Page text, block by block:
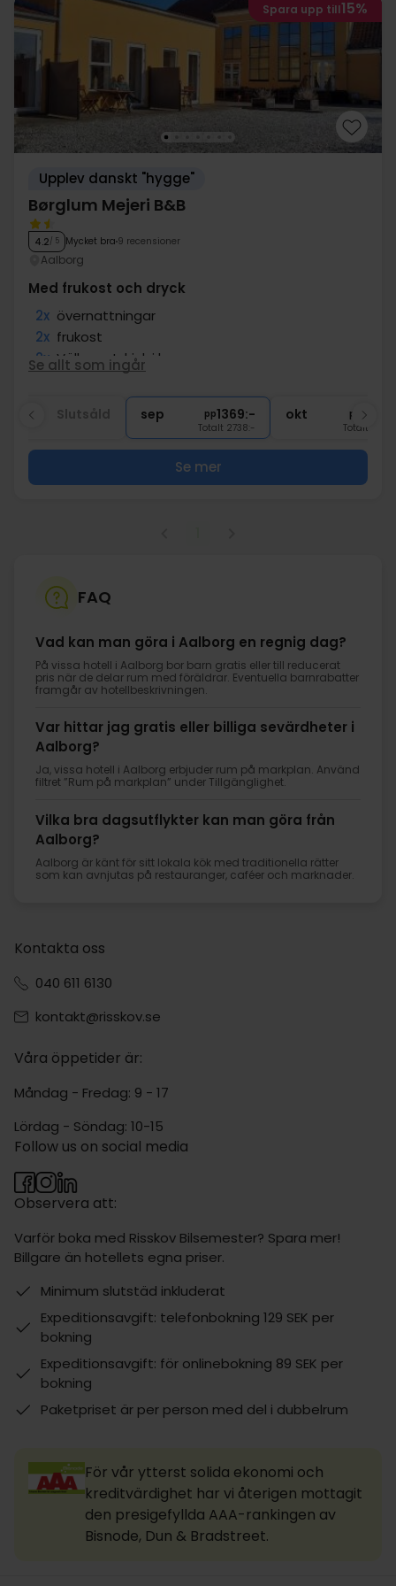
Spara upp till15%
Upplev danskt "hygge"
Børglum Mejeri B&B
4.2/ 5 Mycket bra 9 recensioner
Aalborg
Med frukost och dryck
2x övernattningar
2x frukost
2x Välkomstdrink i baren
kaffe att ta med
Nära spännande sevärdheter
Se allt som ingår
sep pp1369:-
Totalt 2738:-
okt pp
Totalt
Se mer
FAQ
Vad kan man göra i Aalborg en regnig dag?
På vissa hotell i Aalborg bor barn gratis eller till reducerat
pris när de delar rum med föräldrar. Eventuella barnrabatter
framgår av hotellbeskrivningen.
Var hittar jag gratis eller billiga sevärdheter i
Aalborg?
Ja, vissa hotell i Aalborg erbjuder rum på markplan. Använd
filtret ”Rum på markplan” under Tillgänglighet.
Vilka bra dagsutflykter kan man göra från
Aalborg?
Aalborg är känt för sitt lokala kök med traditionella rätter
som kan avnjutas på restauranger, caféer och marknader.
Kontakta oss
040 611 6130
kontakt@risskov.se
Våra öppetider är:
Måndag - Fredag: 9 - 17
Lördag - Söndag: 10-15
Observera att:
Varför boka med Risskov Bilsemester? Spara mer!
Billgare än hotellets egna priser.
Minimum slutstäd inkluderat
Expeditionsavgift: telefonbokning 129 SEK per
bokning
Expeditionsavgift: för onlinebokning 89 SEK per
bokning
Paketpriset är per person med del i dubbelrum
Follow us on social media
För vår ytterst solida ekonomi och
kreditvärdighet har vi återigen mottagit
den presigefyllda AAA-rankingen av
Bisnode, Dun & Bradstreet.